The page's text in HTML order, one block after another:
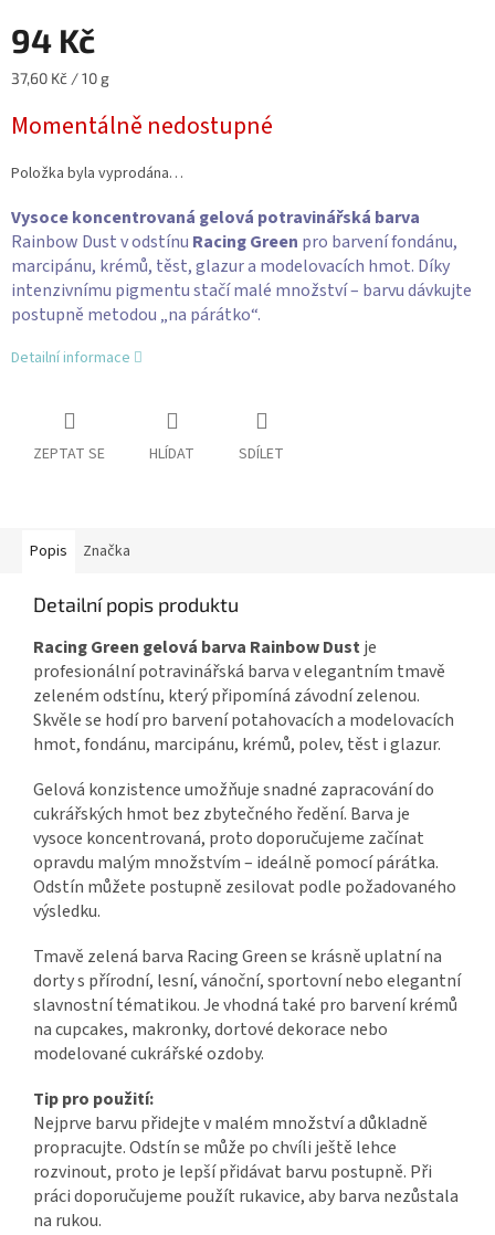
94 Kč
Měrná
37,60 Kč / 10 g
Momentálně nedostupné
Položka byla vyprodána…
Vysoce koncentrovaná gelová potravinářská barva
Rainbow Dust v odstínu Racing Green pro barvení fondánu,
marcipánu, krémů, těst, glazur a modelovacích hmot. Díky
intenzivnímu pigmentu stačí malé množství – barvu dávkujte
postupně metodou „na párátko“.
Detailní informace
ZEPTAT SE HLÍDAT SDÍLET
Popis Značka
Detailní popis produktu
Racing Green gelová barva Rainbow Dustje
profesionální potravinářská barva v elegantním tmavě
zeleném odstínu, který připomíná závodní zelenou.
Skvěle se hodí pro barvení potahovacích a modelovacích
hmot, fondánu, marcipánu, krémů, polev, těst i glazur.
Gelová konzistence umožňuje snadné zapracování do
cukrářských hmot bez zbytečného ředění. Barva je
vysoce koncentrovaná, proto doporučujeme začínat
opravdu malým množstvím – ideálně pomocí párátka.
Odstín můžete postupně zesilovat podle požadovaného
výsledku.
Tmavě zelená barva Racing Green se krásně uplatní na
dorty s přírodní, lesní, vánoční, sportovní nebo elegantní
slavnostní tématikou. Je vhodná také pro barvení krémů
na cupcakes, makronky, dortové dekorace nebo
modelované cukrářské ozdoby.
Tip pro použití:
Nejprve barvu přidejte v malém množství a důkladně
propracujte. Odstín se může po chvíli ještě lehce
rozvinout, proto je lepší přidávat barvu postupně. Při
práci doporučujeme použít rukavice, aby barva nezůstala
na rukou.